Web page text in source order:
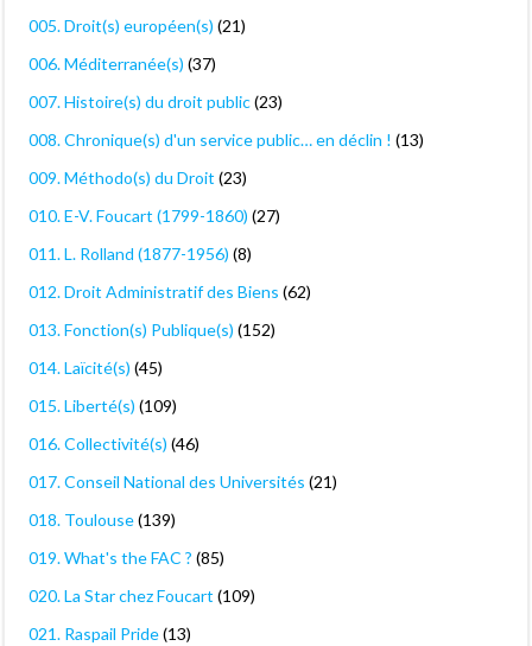
005. Droit(s) européen(s) (21)
006. Méditerranée(s) (37)
007. Histoire(s) du droit public(23)
008. Chronique(s) d'un service public… en déclin ! (13)
009. Méthodo(s) du Droit (23)
010. E-V. Foucart (1799-1860) (27)
011. L. Rolland (1877-1956) (8)
012. Droit Administratif des Biens (62)
013. Fonction(s) Publique(s) (152)
014. Laïcité(s) (45)
015. Liberté(s) (109)
016. Collectivité(s) (46)
017. Conseil National des Universités (21)
018. Toulouse(139)
019. What's the FAC ? (85)
020. La Star chez Foucart (109)
021. Raspail Pride(13)